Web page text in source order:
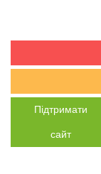
Підтримати
сайт